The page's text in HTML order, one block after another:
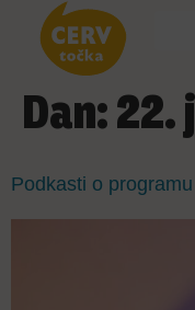
Dan: 22.
Podkasti o